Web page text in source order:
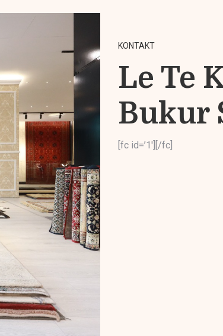
KONTAKT
Le Te
Bukur
[fc id=’1′][/fc]